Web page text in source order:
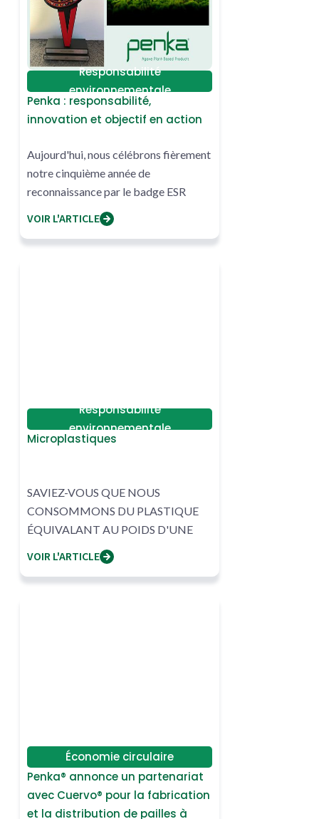
Responsabilité
environnementale
Penka : responsabilité,
innovation et objectif en action
Aujourd'hui, nous célébrons fièrement
notre cinquième année de
reconnaissance par le badge ESR
VOIR L'ARTICLE
Responsabilité
environnementale
Microplastiques
SAVIEZ-VOUS QUE NOUS
CONSOMMONS DU PLASTIQUE
ÉQUIVALANT AU POIDS D'UNE
CARTE DE CRÉDIT PAR SEMAINE ?
VOIR L'ARTICLE
Économie circulaire
Penka® annonce un partenariat
avec Cuervo® pour la fabrication
et la distribution de pailles à